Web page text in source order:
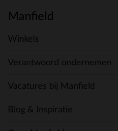
Manfield
Winkels
Verantwoord ondernemen
Vacatures bij Manfield
Blog & Inspiratie